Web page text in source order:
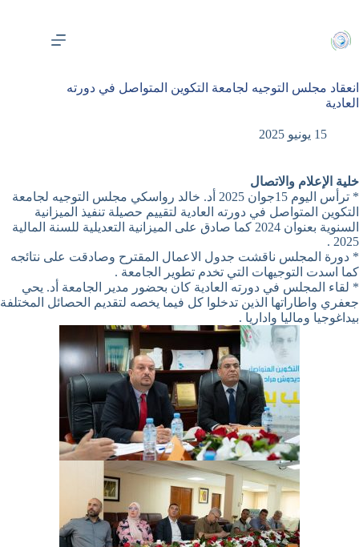
المحتوى
انعقاد مجلس التوجيه لجامعة التكوين المتواصل في دورته
العادية
15 يونيو 2025
خلية الإعلام والاتصال
* ترأس اليوم 15جوان 2025 أد. خالد رواسكي مجلس التوجيه لجامعة
التكوين المتواصل في دورته العادية لتقييم حصيلة تنفيذ الميزانية
السنوية بعنوان 2024 كما صادق على الميزانية التعديلية للسنة المالية
2025 .
* دورة المجلس ناقشت جدول الاعمال المقترح وصادقت على نتائجه
كما اسدت التوجيهات التي تخدم تطوير الجامعة .
* لقاء المجلس في دورته العادية كان بحضور مدير الجامعة أد. يحي
جعفري واطاراتها الذين تدخلوا كل فيما يخصه لتقديم الحصائل المختلفة
بيداغوجيا وماليا واداريا .